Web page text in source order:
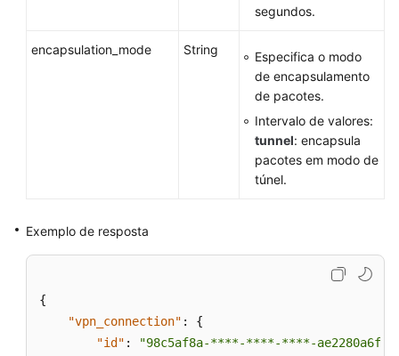
segundos.
encapsulation_mode String
Especifica o modo
de encapsulamento
de pacotes.
Intervalo de valores:
tunnel: encapsula
pacotes em modo de
túnel.
Exemplo de resposta
{
"vpn_connection" :
{
"id" :
"98c5af8a-****-****-****-